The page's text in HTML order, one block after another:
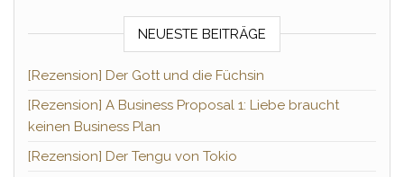
NEUESTE BEITRÄGE
[Rezension] Der Gott und die Füchsin
[Rezension] A Business Proposal 1: Liebe braucht
keinen Business Plan
[Rezension] Der Tengu von Tokio